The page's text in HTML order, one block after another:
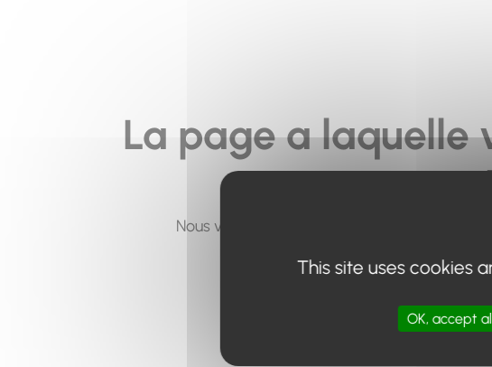
La page a laquelle
Nous vous invitons à utiliser le moteur de
This site uses cookies
OK, accept